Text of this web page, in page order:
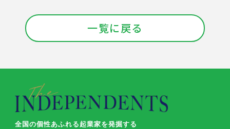
一覧に戻る
全国の個性あふれる起業家を発掘する